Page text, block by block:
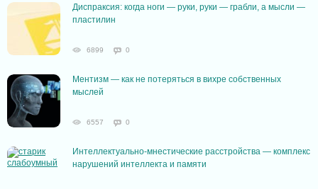
Диспраксия: когда ноги — руки, руки — грабли, а мысли —
пластилин
6899 0
Ментизм — как не потеряться в вихре собственных
мыслей
6557 0
Интеллектуально-мнестические расстройства — комплекс
нарушений интеллекта и памяти